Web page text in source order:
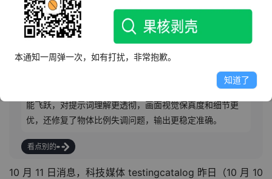
此内容由AI根据文章内容自动生成，并已由人工审核
10月11日消息，科技媒体10日曝光谷歌新一代文生视频模
型Veo 3.1首批真实样本。该模型可在云平台Vertex AI及视
频创作工具Google Vids中使用，能生成8秒、720p分辨率
且带音轨的视频片段。集成在Google Vids中的Veo 3.1，
用户输入文本提示词即可生成视频。相比前代，Veo 3.1性
能飞跃，对提示词理解更透彻，画面视觉保真度和细节更
优，还修复了物体比例失调问题，输出更稳定准确。
看点别的
10 月 11 日消息，科技媒体 testingcatalog 昨日（10 月 10
本通知一周弹一次，如有打扰，非常抱歉。
知道了